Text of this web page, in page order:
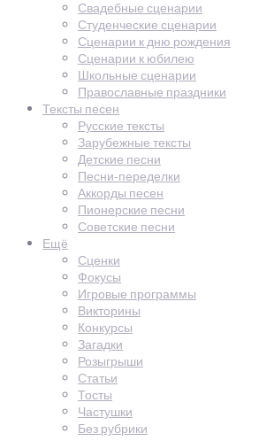
Свадебные сценарии
Студенческие сценарии
Сценарии к дню рождения
Сценарии к юбилею
Школьные сценарии
Православные праздники
Тексты песен
Русские тексты
Зарубежные тексты
Детские песни
Песни-переделки
Аккорды песен
Пионерские песни
Советские песни
Ещё
Сценки
Фокусы
Игровые программы
Викторины
Конкурсы
Загадки
Розыгрыши
Статьи
Тосты
Частушки
Без рубрики